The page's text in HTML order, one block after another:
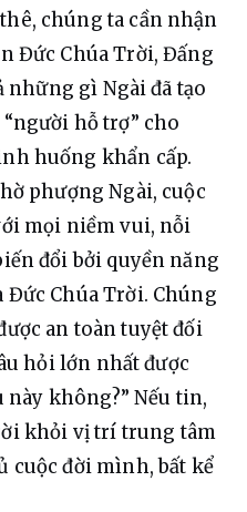
chúng ta cần nhận
Đức Chúa Trời, Đấng
những gì Ngài đã tạo
hỗ trợ” cho
huống khẩn cấp.
phượng Ngài, cuộc
mọi niềm vui, nỗi
đổi bởi quyền năng
Chúa Trời. Chúng
an toàn tuyệt đối
hỏi lớn nhất được
này không?” Nếu tin,
khỏi vị trí trung tâm
cuộc đời mình, bất kể